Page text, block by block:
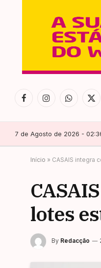
FacebookInstagramWhatsApp
X
7 de Agosto de 2026 -
Início » CASAIS integra
lotes
By Redacção